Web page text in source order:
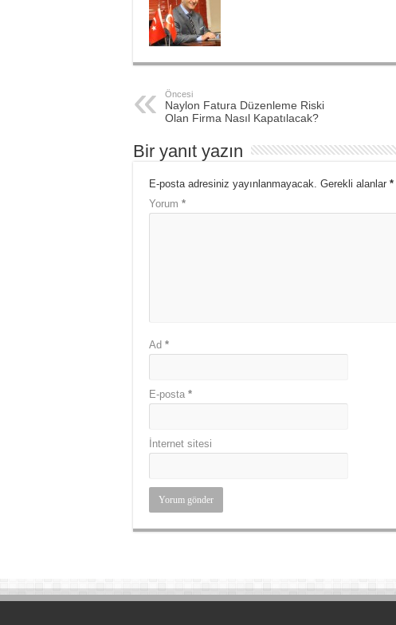
Öncesi
Naylon Fatura Düzenleme Riski
Olan Firma Nasıl Kapatılacak?
Bir yanıt yazın
E-posta adresiniz yayınlanmayacak. Gerekli alanlar *
Yorum *
Ad *
E-posta *
İnternet sitesi